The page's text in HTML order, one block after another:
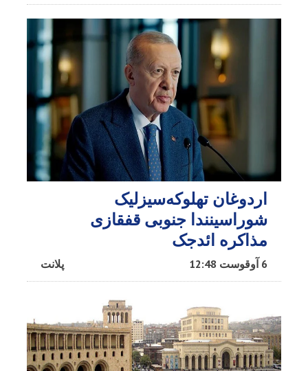
اردوغان تهلوکه‌سیزلیک
شوراسینندا جنوبی قفقازی
مذاکره ائد‌جک
پلانت 6 آوقوست 12:48